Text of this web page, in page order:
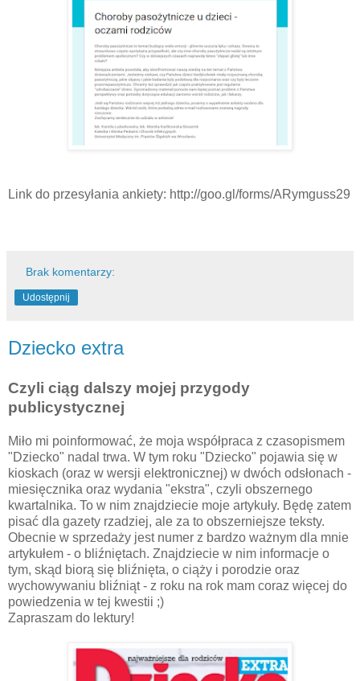
Link do przesyłania ankiety: http://goo.gl/forms/ARymguss29
Brak komentarzy:
Udostępnij
Dziecko extra
Czyli ciąg dalszy mojej przygody
publicystycznej
Miło mi poinformować, że moja współpraca z czasopismem
"Dziecko" nadal trwa. W tym roku "Dziecko" pojawia się w
kioskach (oraz w wersji elektronicznej) w dwóch odsłonach -
miesięcznika oraz wydania "ekstra", czyli obszernego
kwartalnika. To w nim znajdziecie moje artykuły. Będę zatem
pisać dla gazety rzadziej, ale za to obszerniejsze teksty.
Obecnie w sprzedaży jest numer z bardzo ważnym dla mnie
artykułem - o bliźniętach. Znajdziecie w nim informacje o
tym, skąd biorą się bliźnięta, o ciąży i porodzie oraz
wychowywaniu bliźniąt - z roku na rok mam coraz więcej do
powiedzenia w tej kwestii ;)
Zapraszam do lektury!